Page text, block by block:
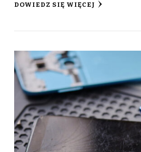
DOWIEDZ SIĘ WIĘCEJ